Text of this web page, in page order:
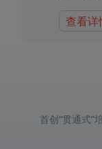
查看详
首创“贯通式”